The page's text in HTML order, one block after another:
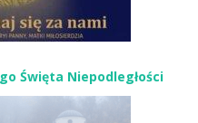
Święta Niepodległości